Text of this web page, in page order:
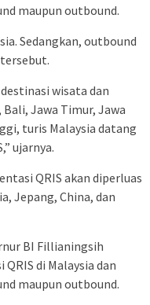
maupun outbound.
Sedangkan, outbound
wisata dan
Jawa Timur, Jawa
turis Malaysia datang
ujarnya.
QRIS akan diperluas
Jepang, China, dan
BI Fillianingsih
di Malaysia dan
maupun outbound.